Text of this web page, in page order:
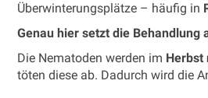
Überwinterungsplätze – häufig in
Genau hier setzt die Behandlung
Die Nematoden werden im Herbst
töten diese ab. Dadurch wird die